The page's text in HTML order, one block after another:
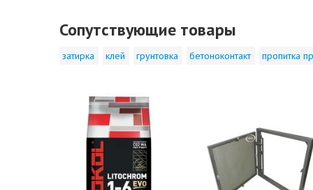
Сопутствующие товары
затирка клей грунтовка бетоноконтакт пропитка